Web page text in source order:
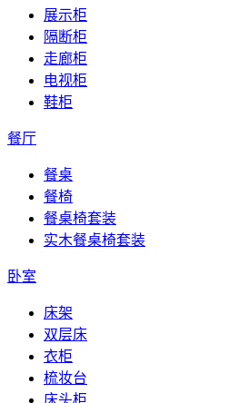
展示柜
隔断柜
走廊柜
电视柜
鞋柜
餐厅
餐桌
餐椅
餐桌椅套装
实木餐桌椅套装
卧室
床架
双层床
衣柜
梳妆台
床头柜